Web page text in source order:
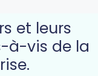
et leurs
à-vis de la